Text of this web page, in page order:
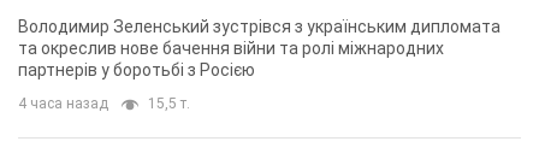
Володимир Зеленський зустрівся з українським дипломата
та окреслив нове бачення війни та ролі міжнародних
партнерів у боротьбі з Росією
4 часа назад 15,5 т.